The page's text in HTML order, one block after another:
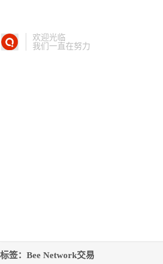
欢迎光临
我们一直在努力
标签：Bee Network交易